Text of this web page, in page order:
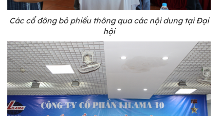
Các cổ đông bỏ phiếu thông qua các nội dung tại Đại
hội